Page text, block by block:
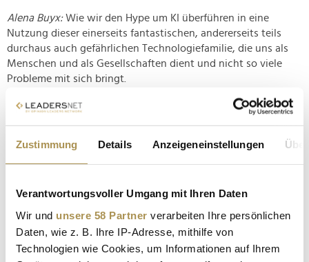
Zustimmung Details Anzeigeneinstellungen
Verantwortungsvoller Umgang mit Ihren Daten
Wir und unsere 58 Partner verarbeiten Ihre persönlichen
Daten, wie z. B. Ihre IP-Adresse, mithilfe von
Technologien wie Cookies, um Informationen auf Ihrem
Alena Buyx:Wie wir den Hype um KI überführen in eine
Nutzung dieser einerseits fantastischen, andererseits teils
durchaus auch gefährlichen Technologiefamilie, die uns als
Menschen und als Gesellschaften dient und nicht so viele
Probleme mit sich bringt.
KI ist eine Art Dual-Use-Technologie, also kann sie unser
Europa zu leben, wo es ein echtes Bemühen gibt, den
Umgang mit dieser Technologie gut zu gestalten. Denn das
LEADERSNET: Nach all den Krisenjahren, den Debatten, den
Angriffen und der permanenten Öffentlichkeit: Was gibt
Ihnen heute noch Zuversicht, wenn Sie auf den Zustand
unserer Gesellschaft blicken?